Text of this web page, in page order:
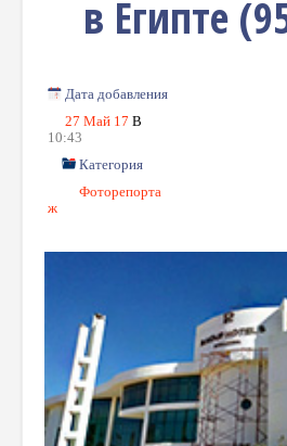
в Египте
Дата добавления
27 Май 17 В
10:43
Категория
Фоторепорта
Ж